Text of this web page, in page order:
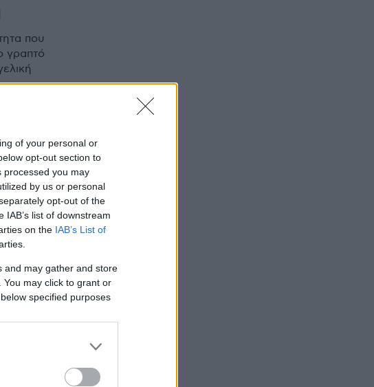
of your personal or
opt-out section to
processed you may
by us or personal
opt-out of the
list of downstream
on the IAB’s List of
and may gather and store
may click to grant or
specified purposes
που
γραπτό